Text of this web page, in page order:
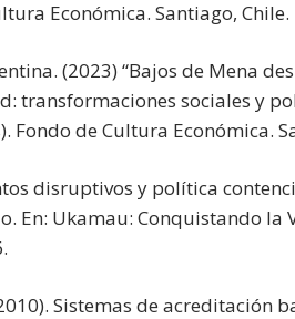
Económica. Santiago, Chile.
(2023) “Bajos de Mena
transformaciones sociales y
Fondo de Cultura Económica.
disruptivos y política
En: Ukamau: Conquistando la
Sistemas de acreditación